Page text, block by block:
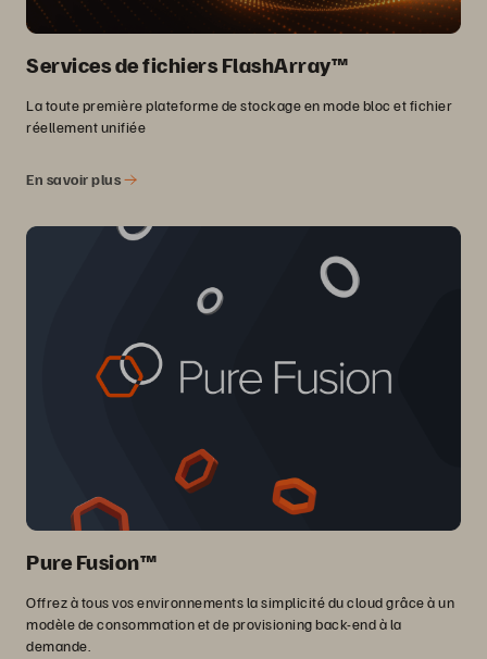
Services de fichiers FlashArray™
La toute première plateforme de stockage en mode bloc et fichier
réellement unifiée
En savoir plus
Pure Fusion™
Offrez à tous vos environnements la simplicité du cloud grâce à un
modèle de consommation et de provisioning back-end à la
demande.